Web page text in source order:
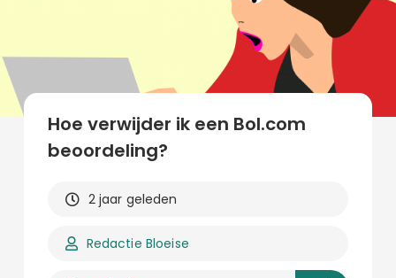
Marketing
Alle soorten artikelen
Hoe verwijder ik een Bol.com
beoordeling?
2 jaar geleden
Redactie Bloeise